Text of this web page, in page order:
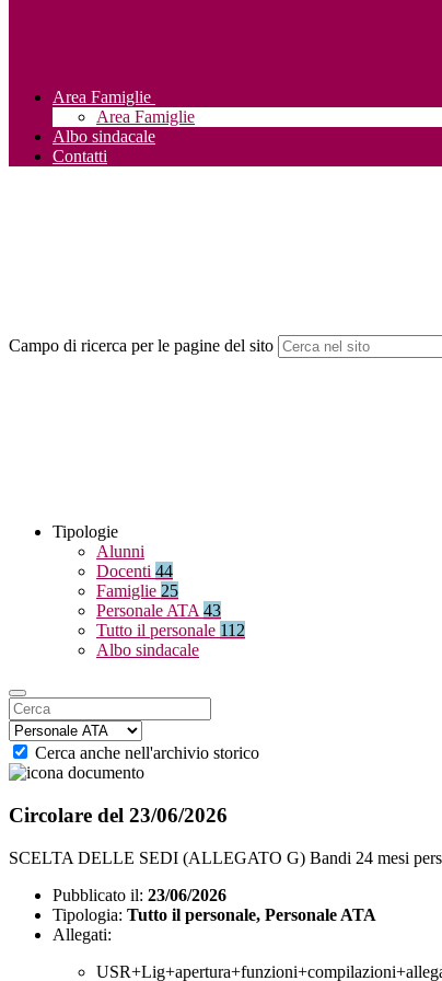
Area Famiglie
Area Famiglie
Albo sindacale
Contatti
Campo di ricerca per le pagine del sito
Tipologie
Alunni
Docenti 44
Famiglie 25
Personale ATA 43
Tutto il personale 112
Albo sindacale
Cerca anche nell'archivio storico
Circolare del 23/06/2026
SCELTA DELLE SEDI (ALLEGATO G) Bandi 24 mesi
Pubblicato il: 23/06/2026
Tipologia: Tutto il personale, Personale ATA
Allegati: